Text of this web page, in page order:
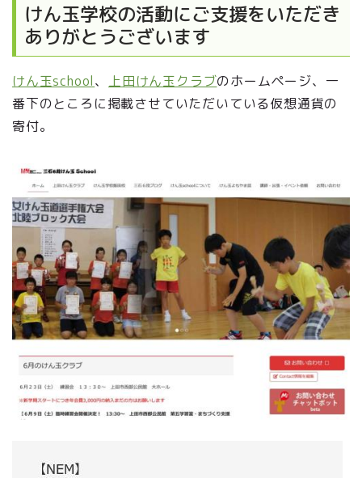
けん玉学校の活動にご支援をいただき
ありがとうございます
けん玉school、 上田けん玉クラブのホームページ、一
番下のところに掲載させていただいている仮想通貨の
寄付。